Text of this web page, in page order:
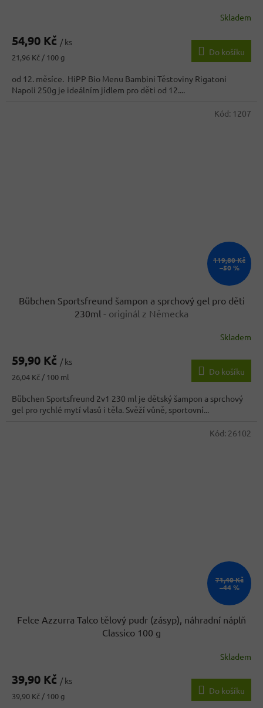
Skladem
54,90 Kč / ks
Měrná
21,96 Kč / 100 g
Do košíku
od 12. měsíce. HiPP Bio Menu Bambini Těstoviny Rigatoni
Napoli 250g je ideálním jídlem pro děti od 12....
119,80 Kč
–50 %
Bübchen Sportsfreund šampon a sprchový gel pro děti
230ml - originál z Německa
produktu
4,3
z
5
hvězdiček.
Skladem
59,90 Kč / ks
Měrná
26,04 Kč / 100 ml
Do košíku
Bübchen Sportsfreund 2v1 230 ml je dětský šampon a sprchový
gel pro rychlé mytí vlasů i těla. Svěží vůně, sportovní...
Kód: 1207
71,40 Kč
–44 %
Felce Azzurra Talco tělový pudr (zásyp), náhradní náplň
Classico 100 g
produktu
5,0
Skladem
39,90 Kč / ks
Měrná
39,90 Kč / 100 g
Do košíku
Kód: 26102